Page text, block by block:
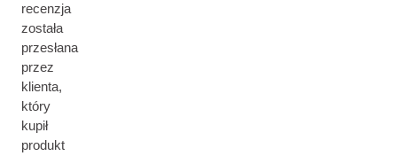
recenzja
została
przesłana
przez
klienta,
który
kupił
produkt